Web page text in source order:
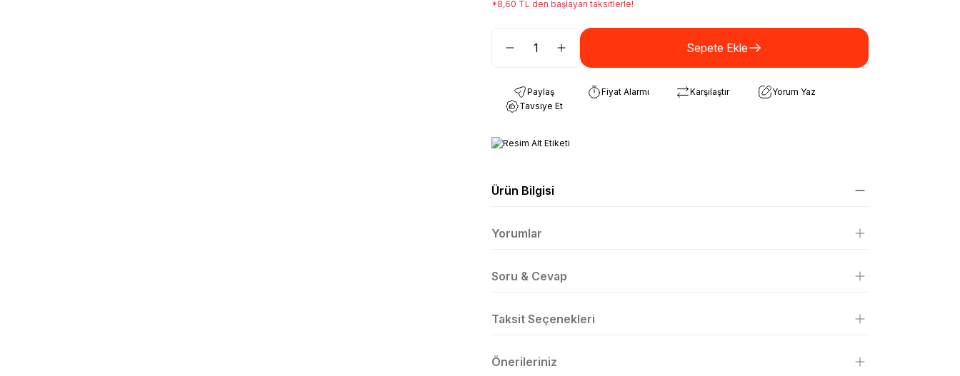
*8,60 TL den başlayan taksitlerle!
Sepete Ekle
Paylaş Fiyat Alarmı Karşılaştır
Yorum Yaz
Tavsiye Et
Ürün Bilgisi
Yorumlar
Soru & Cevap
Taksit Seçenekleri
Önerileriniz